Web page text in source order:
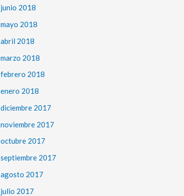
junio 2018
mayo 2018
abril 2018
marzo 2018
febrero 2018
enero 2018
diciembre 2017
noviembre 2017
octubre 2017
septiembre 2017
agosto 2017
julio 2017